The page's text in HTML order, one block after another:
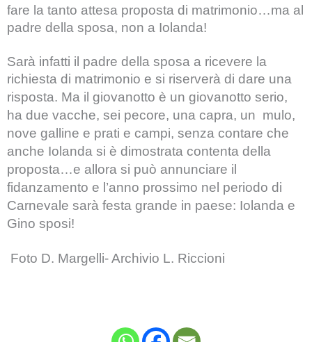
fare la tanto attesa proposta di matrimonio…ma al
padre della sposa, non a Iolanda!
Sarà infatti il padre della sposa a ricevere la
richiesta di matrimonio e si riserverà di dare una
risposta. Ma il giovanotto è un giovanotto serio,
ha due vacche, sei pecore, una capra, un mulo,
nove galline e prati e campi, senza contare che
anche Iolanda si è dimostrata contenta della
proposta…e allora si può annunciare il
fidanzamento e l’anno prossimo nel periodo di
Carnevale sarà festa grande in paese: Iolanda e
Gino sposi!
Foto D. Margelli- Archivio L. Riccioni